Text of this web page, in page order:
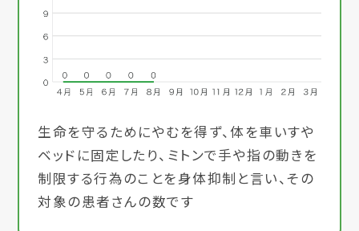
生命を守るためにやむを得ず、体を車いすや
ベッドに固定したり、ミトンで手や指の動きを
制限する行為のことを身体抑制と言い、その
対象の患者さんの数です